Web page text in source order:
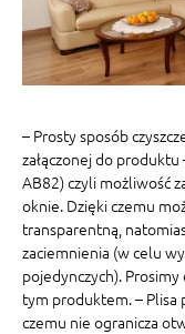
– Prosty sposób
załączonej do produktu
AB82) czyli możliwość
oknie. Dzięki czemu
transparentną,
zaciemnienia (w celu
pojedynczych).
tym produktem. – Plisa
czemu nie ogranicza